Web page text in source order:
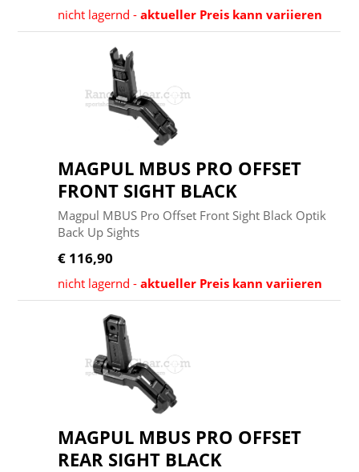
nicht lagernd -aktueller Preis kann variieren
MAGPUL MBUS PRO OFFSET
FRONT SIGHT BLACK
Magpul MBUS Pro Offset Front Sight Black Optik
Back Up Sights
€ 116,90
nicht lagernd -aktueller Preis kann variieren
MAGPUL MBUS PRO OFFSET
REAR SIGHT BLACK